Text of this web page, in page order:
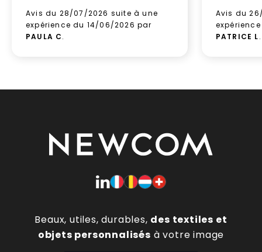
Avis du 28/07/2026 suite à une
expérience du 14/06/2026 par
PAULA C.
Avis du
PATRICE L.
Beaux, utiles, durables, des textiles et
objets personnalisés à votre image